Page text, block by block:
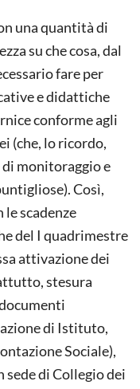
una quantità di
su che cosa, dal
fare per
e didattiche
conforme agli
(che, lo ricordo,
monitoraggio e
Così,
le scadenze
del I quadrimestre
attivazione dei
stesura
di Istituto,
Sociale),
sede di Collegio dei